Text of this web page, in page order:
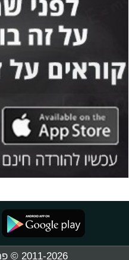
2011-2026 © פרוגי תקשורת בע"מ